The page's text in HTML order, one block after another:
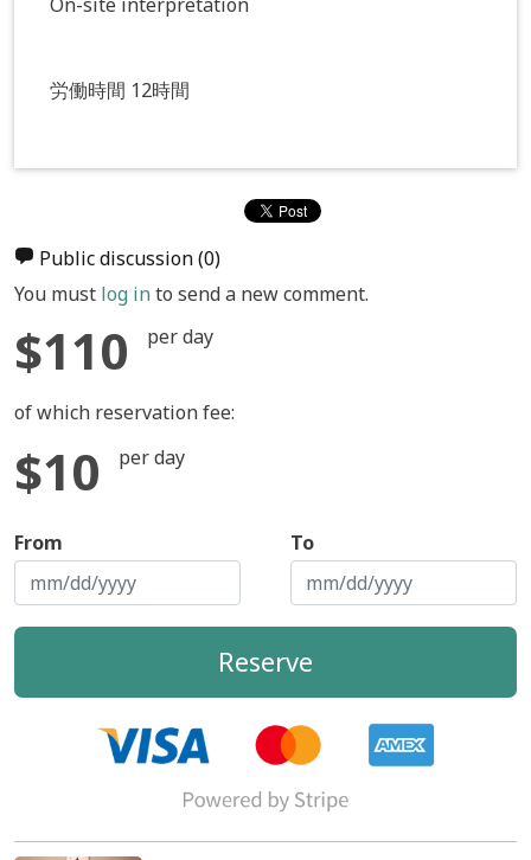
On-site interpretation
労働時間 12時間
Public discussion(0)
You must log into send a new comment.
$110 per day
of which reservation fee:
$10 per day
From To
Reserve